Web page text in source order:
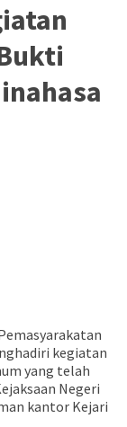
kegiatan
yang telah
Negeri
kantor Kejari